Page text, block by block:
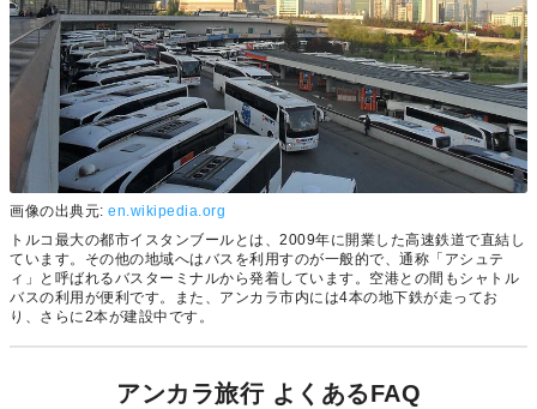
画像の出典元: en.wikipedia.org
トルコ最大の都市イスタンブールとは、2009年に開業した高速鉄道で直結し
ています。その他の地域へはバスを利用すのが一般的で、通称「アシュテ
ィ」と呼ばれるバスターミナルから発着しています。空港との間もシャトル
バスの利用が便利です。また、アンカラ市内には4本の地下鉄が走ってお
り、さらに2本が建設中です。
アンカラ旅行 よくあるFAQ